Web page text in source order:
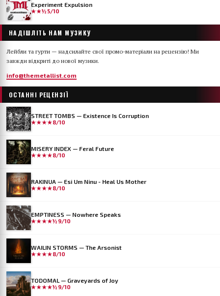
Experiment Expulsion
★★½ 5/10
НАДІШЛІТЬ НАМ МУЗИКУ
Лейбли та гурти — надсилайте свої промо-матеріали на рецензію! Ми
завжди відкриті до нової музики.
info@themetallist.com
ОСТАННІ РЕЦЕНЗІЇ
STREET TOMBS — Existence Is Corruption
★★★★8/10
MISERY INDEX — Feral Future
★★★★8/10
RAKINUA — Esi Um Ninu - Heal Us Mother
★★★★8/10
EMPTINESS — Nowhere Speaks
★★★★½ 9/10
WAILIN STORMS — The Arsonist
★★★★8/10
TODOMAL — Graveyards of Joy
★★★★½ 9/10